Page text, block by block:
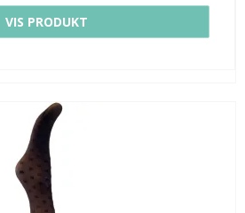
VIS PRODUKT